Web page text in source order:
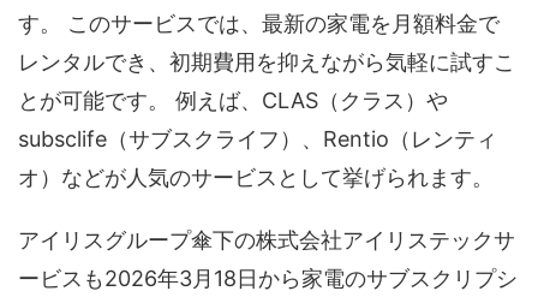
す。 このサービスでは、最新の家電を月額料金で
レンタルでき、初期費用を抑えながら気軽に試すこ
とが可能です。 例えば、CLAS（クラス）や
subsclife（サブスクライフ）、Rentio（レンティ
オ）などが人気のサービスとして挙げられます。
アイリスグループ傘下の株式会社アイリステックサ
ービスも2026年3月18日から家電のサブスクリプシ